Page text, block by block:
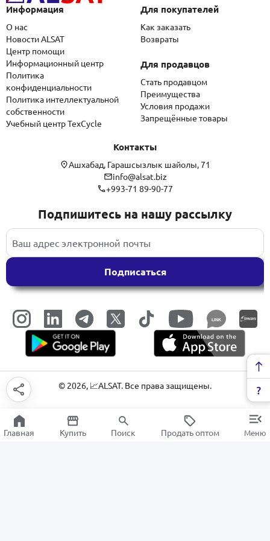
Информация
О нас
Новости ALSAT
Центр помощи
Информационный центр
Политика
конфиденциальности
Политика интеллектуальной
собственности
Учебный центр TexCycle
Для покупателей
Как заказать
Возвраты
Для продавцов
Стать продавцом
Преимущества
Условия продажи
Запрещённые товары
Контакты
Ашхабад, Гарашсызлык шайолы, 71
info@alsat.biz
+993-71 89-90-77
Подпишитесь на нашу рассылку
Подписаться
LINK
© 2026, 📈ALSAT. Все права защищены.
Главная Купить Поиск Продать оптом Меню